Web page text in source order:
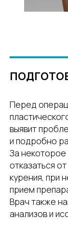
Перед
выявит
и подробно
За
отказаться
курения, при
прием
Врач также
анализов и